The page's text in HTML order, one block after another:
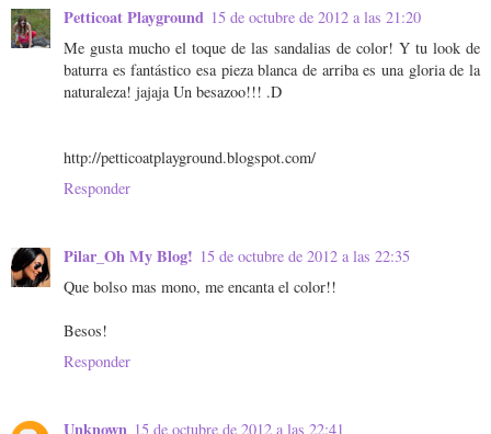
Petticoat Playground 15 de octubre de 2012 a las 21:20
Me gusta mucho el toque de las sandalias de color! Y tu look de
baturra es fantástico esa pieza blanca de arriba es una gloria de la
naturaleza! jajaja Un besazoo!!! .D
http://petticoatplayground.blogspot.com/
Responder
Pilar_Oh My Blog! 15 de octubre de 2012 a las 22:35
Que bolso mas mono, me encanta el color!!
Besos!
Responder
Unknown 15 de octubre de 2012 a las 22:41